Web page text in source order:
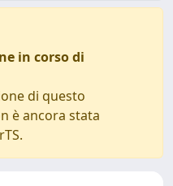
in corso di
di questo
è ancora stata